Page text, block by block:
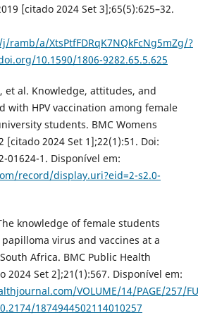
[citado 2024 Set 3];65(5):625–32.
a/XtsPtfFDRqK7NQkFcNg5mZg/?
10.1590/1806-9282.65.5.625
et al. Knowledge, attitudes, and
with HPV vaccination among female
students. BMC Womens
2024 Set 1];22(1):51. Doi:
01624-1. Disponível em:
record/display.uri?eid=2-s2.0-
knowledge of female students
virus and vaccines at a
Africa. BMC Public Health
2024 Set 2];21(1):567. Disponível em:
VOLUME/14/PAGE/257/
1874944502114010257